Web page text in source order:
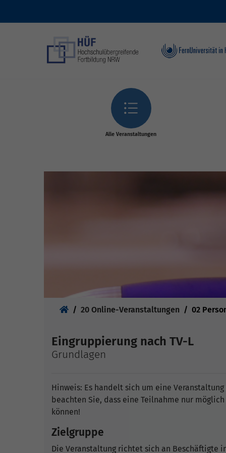
Alle Veranstaltungen
20 Online-Veranstaltungen 02
Eingruppierung nach TV-L
Grundlagen
Hinweis: Es handelt sich um eine
beachten Sie, dass eine Teilnahme nur
können!
Zielgruppe
Die Veranstaltung richtet sich an Beschäftigte